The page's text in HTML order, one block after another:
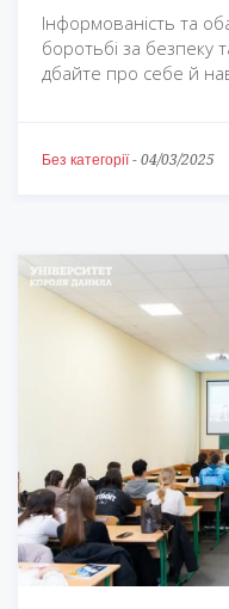
Інформованість та
боротьбі за безпеку
дбайте про себе й
Без категорії- 04/03/2025